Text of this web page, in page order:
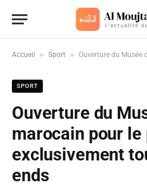
Accueil » Sport » Ouverture du Musée du football
SPORT
Ouverture du
marocain pour le
exclusivement
ends